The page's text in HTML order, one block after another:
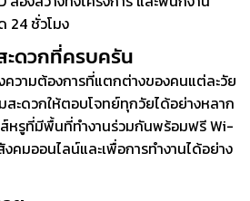
24 ชั่วโมง
ะดวกที่ครบครัน
ความต้องการที่แตกต่างของคนแต่ละวัย
ะดวกให้ตอบโจทย์ทุกวัยได้อย่างหลาก
ส์หรูที่มีพื้นที่ทำงานร่วมกันพร้อมฟรี Wi-
คมออนไลน์และเพื่อการทำงานได้อย่าง